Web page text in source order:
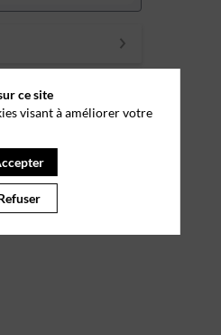
ce site
visant à améliorer votre